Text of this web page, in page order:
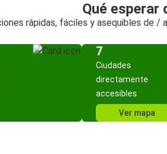
Qué esperar
rápidas, fáciles y asequibles de /
7
Ciudades
directamente
accesibles
Ver mapa